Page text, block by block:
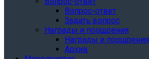
Вопрос-ответ
Задать вопрос
Награды и поощрения
Награды и поощрения
Архив